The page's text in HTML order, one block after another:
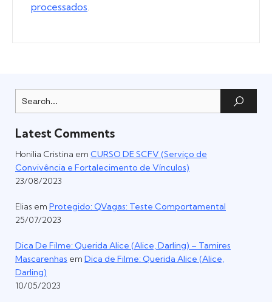
processados.
Latest Comments
Honilia Cristina em CURSO DE SCFV (Serviço de
Convivência e Fortalecimento de Vínculos)
23/08/2023
Elias em Protegido: QVagas: Teste Comportamental
25/07/2023
Dica De Filme: Querida Alice (Alice, Darling) – Tamires
Mascarenhas em Dica de Filme: Querida Alice (Alice,
Darling)
10/05/2023